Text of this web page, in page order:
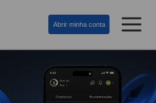
Abrir minha conta